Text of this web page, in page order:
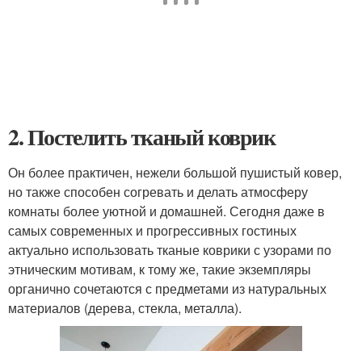
2. Постелить тканый коврик
Он более практичен, нежели большой пушистый ковер,
но также способен согревать и делать атмосферу
комнаты более уютной и домашней. Сегодня даже в
самых современных и прогрессивных гостиных
актуально использовать тканые коврики с узорами по
этническим мотивам, к тому же, такие экземпляры
органично сочетаются с предметами из натуральных
материалов (дерева, стекла, металла).